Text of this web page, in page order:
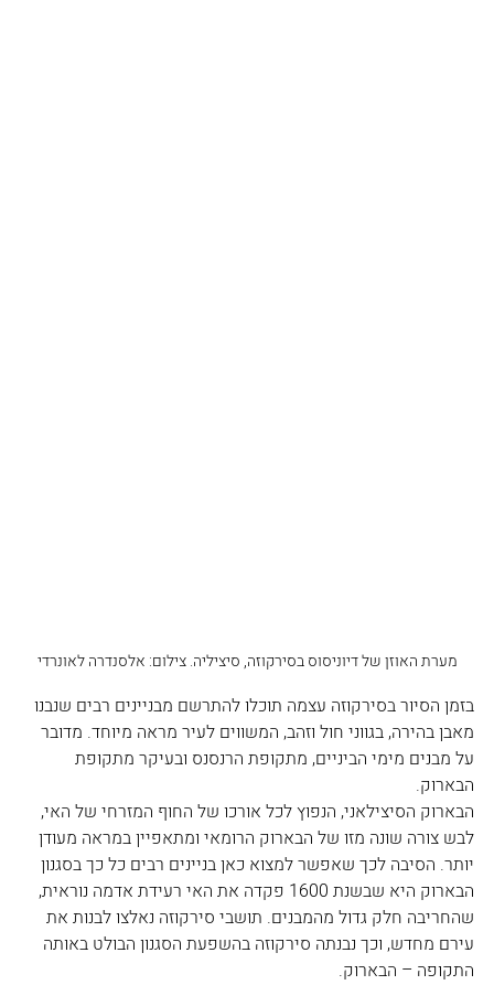
מערת האוזן של דיוניסוס בסירקוזה, סיציליה. צילום: אלסנדרה לאונרדי
בזמן הסיור בסירקוזה עצמה תוכלו להתרשם מבניינים רבים שנבנו
מאבן בהירה, בגווני חול וזהב, המשווים לעיר מראה מיוחד. מדובר
על מבנים מימי הביניים, מתקופת הרנסנס ובעיקר מתקופת
הבארוק.
הבארוק הסיצילאני, הנפוץ לכל אורכו של החוף המזרחי של האי,
לבש צורה שונה מזו של הבארוק הרומאי ומתאפיין במראה מעודן
יותר. הסיבה לכך שאפשר למצוא כאן בניינים רבים כל כך בסגנון
הבארוק היא שבשנת 1600 פקדה את האי רעידת אדמה נוראית,
שהחריבה חלק גדול מהמבנים. תושבי סירקוזה נאלצו לבנות את
עירם מחדש, וכך נבנתה סירקוזה בהשפעת הסגנון הבולט באותה
התקופה – הבארוק.